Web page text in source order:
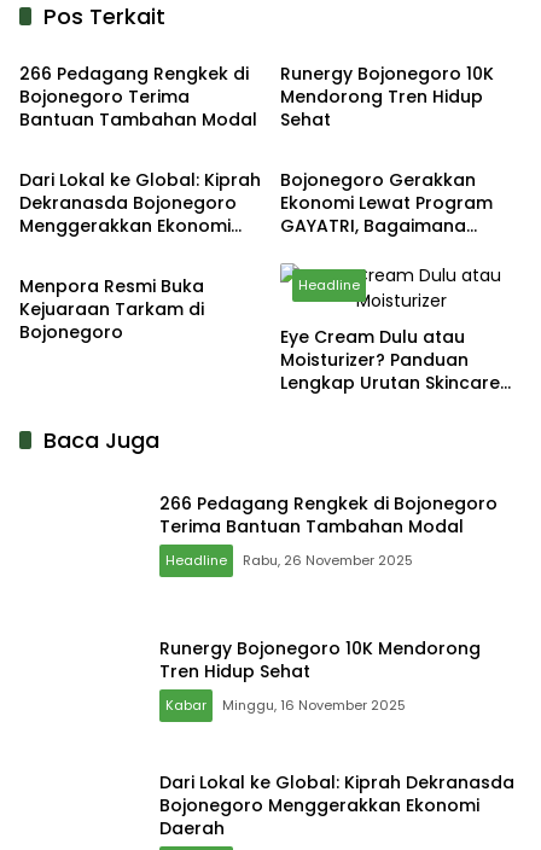
Pos Terkait
Headline
266 Pedagang Rengkek di
Bojonegoro Terima
Bantuan Tambahan Modal
Runergy Bojonegoro 10K
Mendorong Tren Hidup
Sehat
Headline
Dari Lokal ke Global: Kiprah
Dekranasda Bojonegoro
Menggerakkan Ekonomi
Headline
Bojonegoro Gerakkan
Ekonomi Lewat Program
GAYATRI, Bagaimana
Olahraga
Menpora Resmi Buka
Kejuaraan Tarkam di
Bojonegoro
Headline
Eye Cream Dulu atau
Moisturizer? Panduan
Lengkap Urutan Skincare
Baca Juga
266 Pedagang Rengkek di Bojonegoro
Terima Bantuan Tambahan Modal
Headline Rabu, 26 November 2025
Runergy Bojonegoro 10K Mendorong
Tren Hidup Sehat
Kabar Minggu, 16 November 2025
Dari Lokal ke Global: Kiprah Dekranasda
Bojonegoro Menggerakkan Ekonomi
Daerah